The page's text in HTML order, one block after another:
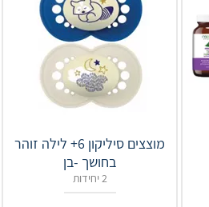
מוצצים סיליקון 6+ לילה זוהר
בחושך -בן
2 יחידות